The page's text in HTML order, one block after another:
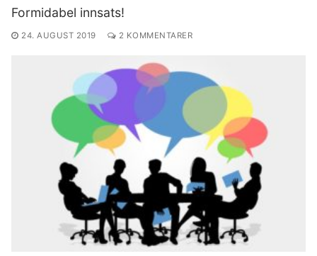
Formidabel innsats!
24. AUGUST 2019 2 KOMMENTARER